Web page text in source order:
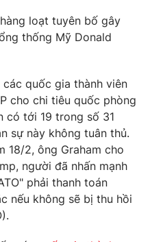
loạt tuyên bố gây
thống Mỹ Donald
các quốc gia thành viên
cho chi tiêu quốc phòng
có tới 19 trong số 31
sự này không tuân thủ.
18/2, ông Graham cho
người đã nhấn mạnh
phải thanh toán
nếu không sẽ bị thu hồi